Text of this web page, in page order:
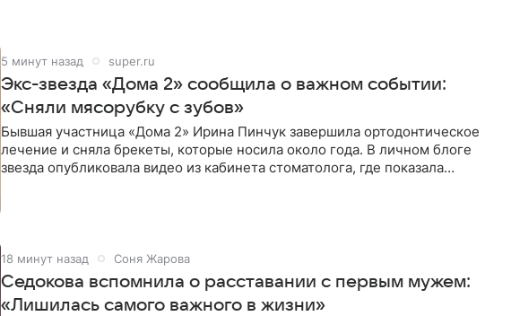
5 минут назад super.ru
Экс-звезда «Дома 2» сообщила о важном событии:
«Сняли мясорубку с зубов»
Бывшая участница «Дома 2» Ирина Пинчук завершила ортодонтическое
лечение и сняла брекеты, которые носила около года. В личном блоге
звезда опубликовала видео из кабинета стоматолога, где показала
18 минут назад Соня Жарова
Седокова вспомнила о расставании с первым мужем:
«Лишилась самого важного в жизни»